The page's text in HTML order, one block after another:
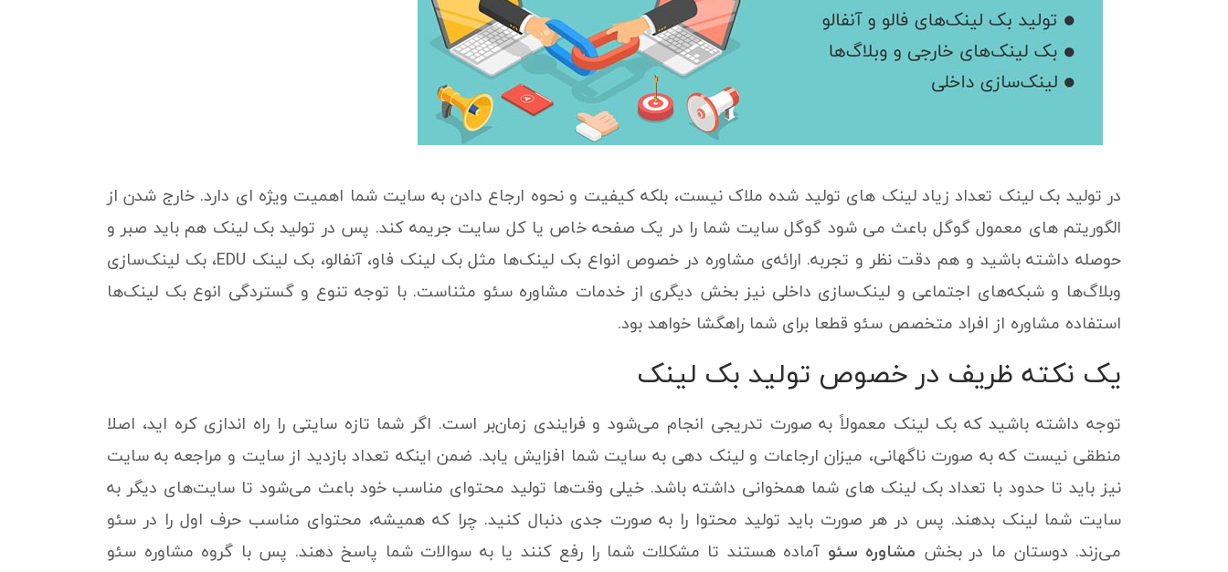
در تولید بک لینک تعداد زیاد لینک های تولید شده ملاک نیست، بلکه کیفیت و نحوه ارجاع دادن به سایت شما اهمیت ویژه ای دارد. خارج شدن از
الگوریتم های معمول گوگل باعث می شود گوگل سایت شما را در یک صفحه خاص یا کل سایت جریمه کند. پس در تولید بک لینک هم باید صبر و
حوصله داشته باشید و هم دقت نظر و تجربه. ارائه‌ی مشاوره در خصوص انواع بک لینک‌ها مثل بک لینک فاو، آنفالو، بک لینک EDU، بک لینک‌سازی
وبلاگ‌ها و شبکه‌های اجتماعی و لینک‌سازی داخلی نیز بخش دیگری از خدمات مشاوره سئو مثناست. با توجه تنوع و گستردگی انوع بک لینک‌ها
استفاده مشاوره از افراد متخصص سئو قطعا برای شما راهگشا خواهد بود.
یک نکته ظریف در خصوص تولید بک لینک
توجه داشته باشید که بک لینک معمولاً به صورت تدریجی انجام می‌شود و فرایندی زمان‌بر است. اگر شما تازه سایتی را راه اندازی کره اید، اصلا
منطقی نیست که به صورت ناگهانی، میزان ارجاعات و لینک دهی به سایت شما افزایش یابد. ضمن اینکه تعداد بازدید از سایت و مراجعه به سایت
نیز باید تا حدود با تعداد بک لینک های شما همخوانی داشته باشد. خیلی وقت‌ها تولید محتوای مناسب خود باعث می‌شود تا سایت‌های دیگر به
سایت شما لینک بدهند. پس در هر صورت باید تولید محتوا را به صورت جدی دنبال کنید. چرا که همیشه، محتوای مناسب حرف اول را در سئو
می‌زند. دوستان ما در بخش مشاوره سئو آماده هستند تا مشکلات شما را رفع کنند یا به سوالات شما پاسخ دهند. پس با گروه مشاوره سئو